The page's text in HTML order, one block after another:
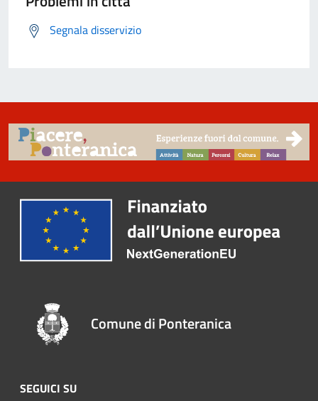
Segnala disservizio
Comune di Ponteranica
SEGUICI SU